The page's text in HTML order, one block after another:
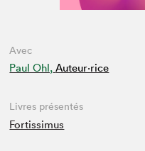
Avec
Paul Ohl, Auteur·rice
Livres présentés
Fortissimus